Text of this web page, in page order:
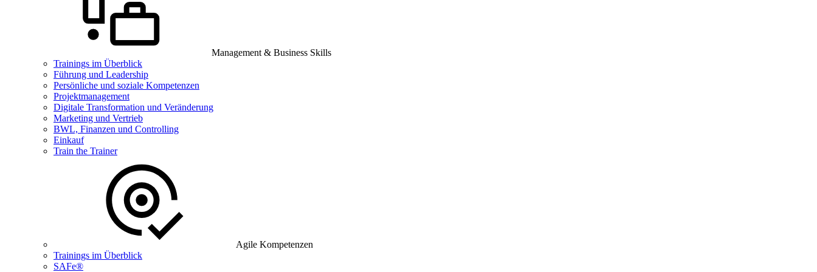
Management & Business Skills
Trainings im Überblick
Führung und Leadership
Persönliche und soziale Kompetenzen
Projektmanagement
Digitale Transformation und Veränderung
Marketing und Vertrieb
BWL, Finanzen und Controlling
Einkauf
Train the Trainer
Agile Kompetenzen
Trainings im Überblick
SAFe®